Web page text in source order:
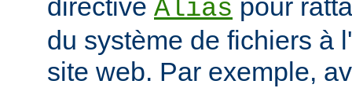
directive Alias pour
du système de fichiers à
site web. Par exemple,